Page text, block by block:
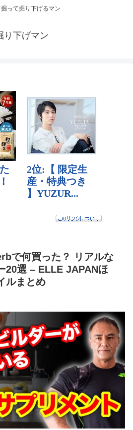
って掘り下げるマン
り下げマン
で何買った？ リアルな
20選 – ELLE JAPANほ
ルまとめ